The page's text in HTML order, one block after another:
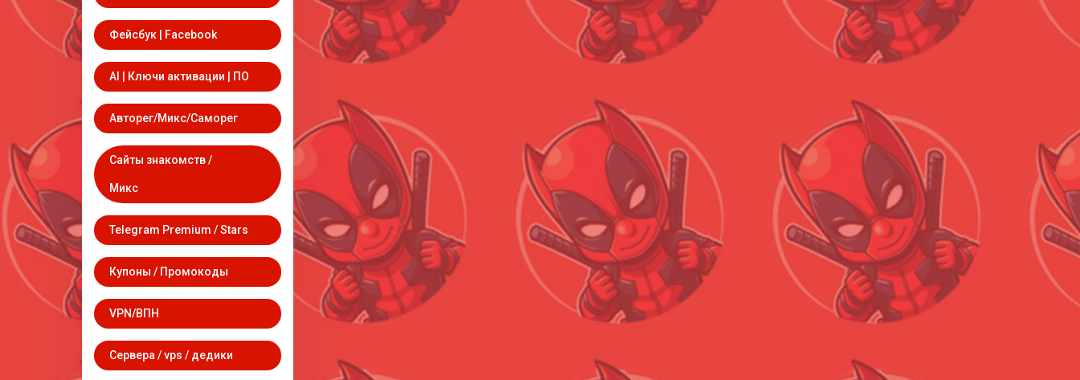
Фейсбук | Facebook
AI | Ключи активации | ПО
Авторег/Микс/Саморег
Сайты знакомств /
Микс
Telegram Premium / Stars
Купоны / Промокоды
VPN/ВПН
Сервера / vps / дедики